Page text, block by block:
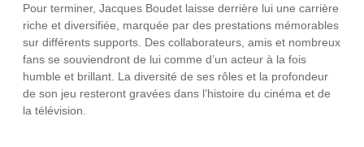
Pour terminer, Jacques Boudet laisse derrière lui une carrière
riche et diversifiée, marquée par des prestations mémorables
sur différents supports. Des collaborateurs, amis et nombreux
fans se souviendront de lui comme d’un acteur à la fois
humble et brillant. La diversité de ses rôles et la profondeur
de son jeu resteront gravées dans l’histoire du cinéma et de
la télévision.